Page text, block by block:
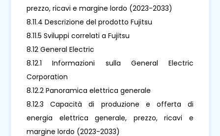
prezzo, ricavi e margine lordo (2023-2033)
8.11.4 Descrizione del prodotto Fujitsu
8.11.5 Sviluppi correlati a Fujitsu
8.12 General Electric
8.12.1 Informazioni sulla General Electric
Corporation
8.12.2 Panoramica elettrica generale
8.12.3 Capacità di produzione e offerta di
energia elettrica generale, prezzo, ricavi e
margine lordo (2023-2033)